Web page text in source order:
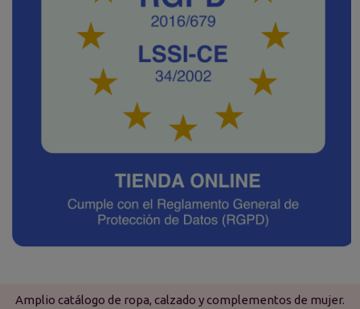
Amplio catálogo de ropa, calzado y complementos de mujer.